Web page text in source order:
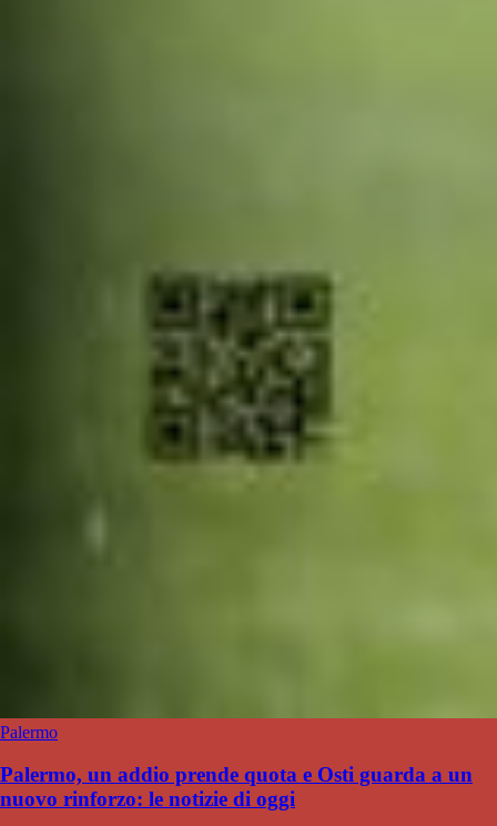
Palermo
Palermo, un addio prende quota e Osti guarda a un
nuovo rinforzo: le notizie di oggi